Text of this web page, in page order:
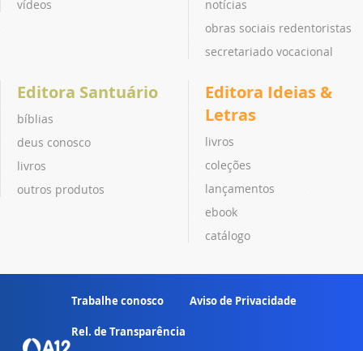
vídeos
notícias
obras sociais redentoristas
secretariado vocacional
Editora Santuário
bíblias
deus conosco
livros
outros produtos
Editora Ideias &
Letras
livros
coleções
lançamentos
ebook
catálogo
Trabalhe conosco Aviso de Privacidade
Rel. de Transparência